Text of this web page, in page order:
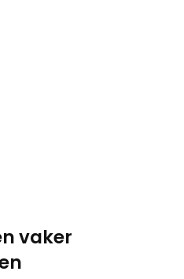
vaker